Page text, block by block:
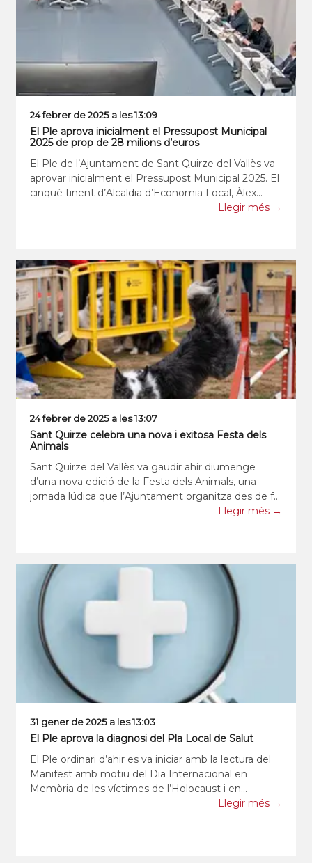
24 febrer de 2025 a les 13:09
El Ple aprova inicialment el Pressupost Municipal
2025 de prop de 28 milions d’euros
El Ple de l’Ajuntament de Sant Quirze del Vallès va
aprovar inicialment el Pressupost Municipal 2025. El
cinquè tinent d’Alcaldia d’Economia Local, Àlex
Brossa, va dur a terme la presentació dels principals
Llegir més →
24 febrer de 2025 a les 13:07
Sant Quirze celebra una nova i exitosa Festa dels
Animals
Sant Quirze del Vallès va gaudir ahir diumenge
d’una nova edició de la Festa dels Animals, una
jornada lúdica que l’Ajuntament organitza des de fa
nou anys, i que gira entorn el foment de la tinença
Llegir més →
31 gener de 2025 a les 13:03
El Ple aprova la diagnosi del Pla Local de Salut
El Ple ordinari d’ahir es va iniciar amb la lectura del
Manifest amb motiu del Dia Internacional en
Memòria de les víctimes de l’Holocaust i en
commemoració de la presa de Sant Quirze del
Llegir més →